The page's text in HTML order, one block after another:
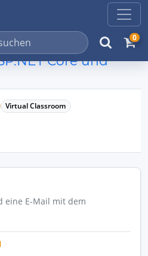
0
Core und
Virtual Classroom
eine E-Mail mit dem